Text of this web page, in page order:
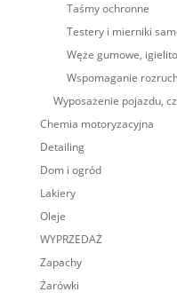
Taśmy ochronne
Testery i mierniki
Węże gumowe,
Wspomaganie
Wyposażenie pojazdu,
Chemia motoryzacyjna
Detailing
Dom i ogród
Lakiery
Oleje
WYPRZEDAŻ
Zapachy
Żarówki